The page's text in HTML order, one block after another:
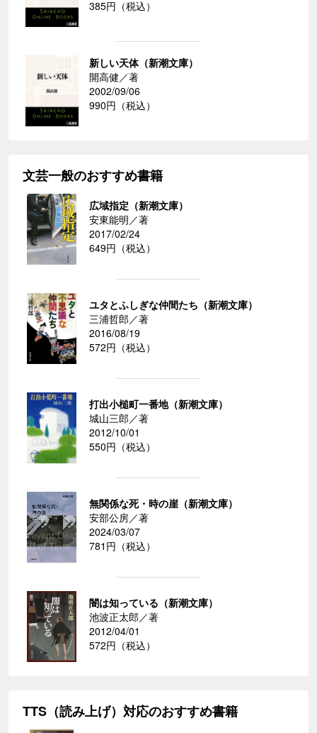
385円（税込）
新しい天体（新潮文庫）
開高健／著
2002/09/06
990円（税込）
文芸一般のおすすめ書籍
広域指定（新潮文庫）
安東能明／著
2017/02/24
649円（税込）
ユタとふしぎな仲間たち（新潮文庫）
三浦哲郎／著
2016/08/19
572円（税込）
打出小槌町一番地（新潮文庫）
城山三郎／著
2012/10/01
550円（税込）
無関係な死・時の崖（新潮文庫）
安部公房／著
2024/03/07
781円（税込）
闇は知っている（新潮文庫）
池波正太郎／著
2012/04/01
572円（税込）
TTS（読み上げ）対応のおすすめ書籍